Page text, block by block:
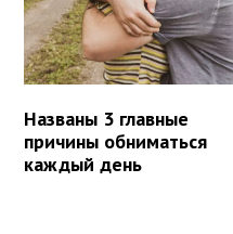
Названы 3 главные
причины обниматься
каждый день